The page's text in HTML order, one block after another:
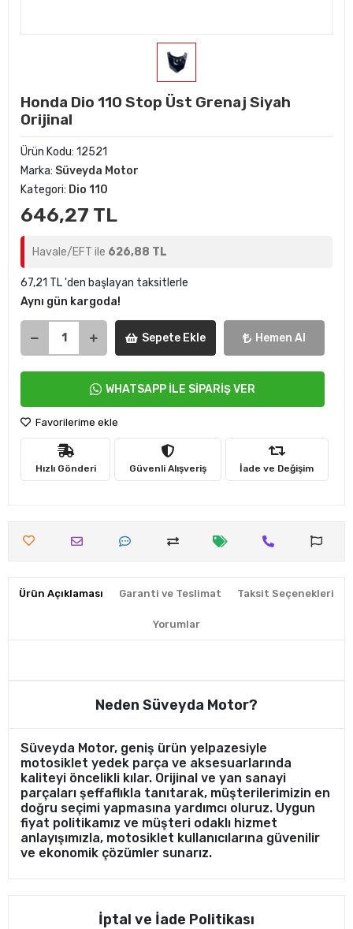
Honda Dio 110 Stop Üst Grenaj Siyah
Orijinal
Ürün Kodu: 12521
Marka: Süveyda Motor
Kategori: Dio 110
646,27 TL
Havale/EFT ile 626,88 TL
67,21 TL 'den başlayan taksitlerle
Aynı gün kargoda!
Sepete Ekle Hemen Al
WHATSAPP İLE SİPARİŞ VER
Favorilerime ekle
Hızlı Gönderi Güvenli Alışveriş İade ve Değişim
Ürün Açıklaması Garanti ve Teslimat Taksit Seçenekleri
Yorumlar
Neden Süveyda Motor?
Süveyda Motor, geniş ürün yelpazesiyle
motosiklet yedek parça ve aksesuarlarında
kaliteyi öncelikli kılar. Orijinal ve yan sanayi
parçaları şeffaflıkla tanıtarak, müşterilerimizin en
doğru seçimi yapmasına yardımcı oluruz. Uygun
fiyat politikamız ve müşteri odaklı hizmet
anlayışımızla, motosiklet kullanıcılarına güvenilir
ve ekonomik çözümler sunarız.
İptal ve İade Politikası